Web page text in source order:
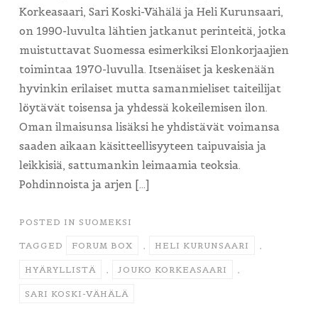
Korkeasaari, Sari Koski-Vähälä ja Heli Kurunsaari,
on 1990-luvulta lähtien jatkanut perinteitä, jotka
muistuttavat Suomessa esimerkiksi Elonkorjaajien
toimintaa 1970-luvulla. Itsenäiset ja keskenään
hyvinkin erilaiset mutta samanmieliset taiteilijat
löytävät toisensa ja yhdessä kokeilemisen ilon.
Oman ilmaisunsa lisäksi he yhdistävät voimansa
saaden aikaan käsitteellisyyteen taipuvaisia ja
leikkisiä, sattumankin leimaamia teoksia.
Pohdinnoista ja arjen […]
POSTED IN SUOMEKSI
TAGGED FORUM BOX , HELI KURUNSAARI ,
HYÄRYLLISTÄ , JOUKO KORKEASAARI ,
SARI KOSKI-VÄHÄLÄ